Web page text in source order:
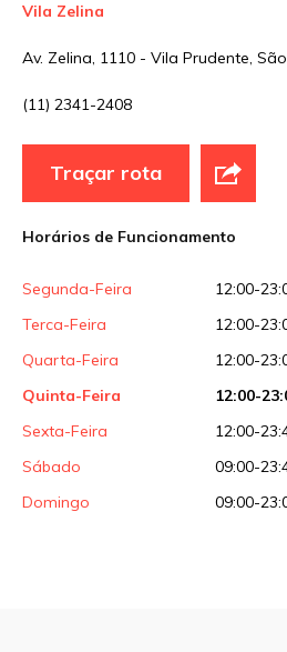
Vila Zelina
Av. Zelina, 1110 - Vila Prudente,
(11) 2341-2408
Traçar rota
Horários de Funcionamento
Segunda-Feira
12:00-
Terca-Feira
12:00-
Quarta-Feira
12:00-
Quinta-Feira
12:00-
Sexta-Feira
12:00-
Sábado
09:00-
Domingo
09:00-